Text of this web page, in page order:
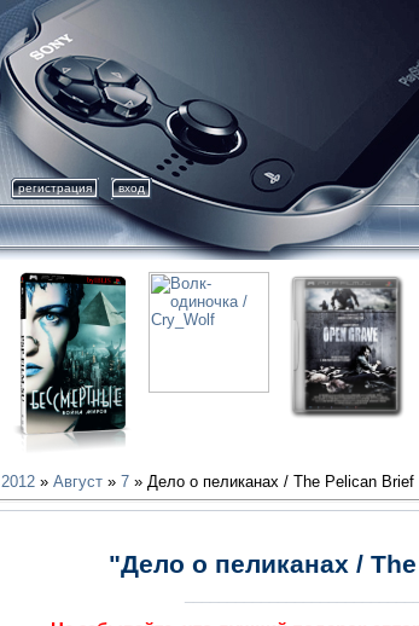
регистрация вход
2012 » Август » 7 » Дело о пеликанах / The Pelican Brief
"Дело о пеликанах /